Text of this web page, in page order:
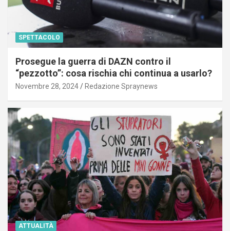
SPETTACOLO
Prosegue la guerra di DAZN contro il
“pezzotto”: cosa rischia chi continua a usarlo?
Novembre 28, 2024 Redazione Spraynews
ATTUALITÀ